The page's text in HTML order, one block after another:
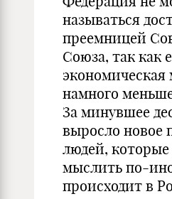
называться
преемницей
Союза, так как
намного
За минувшее
выросло новое
людей,
мыслить по-
происходит в